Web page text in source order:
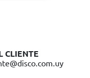
CLIENTE